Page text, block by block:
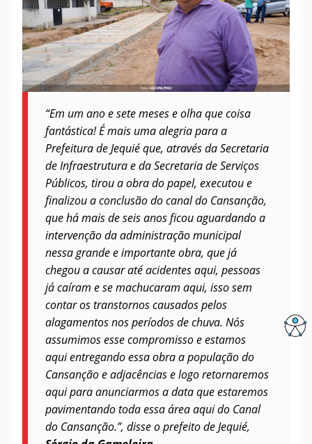
“Em um ano e sete meses e olha que coisa
fantástica! É mais uma alegria para a
Prefeitura de Jequié que, através da Secretaria
de Infraestrutura e da Secretaria de Serviços
Públicos, tirou a obra do papel, executou e
finalizou a conclusão do canal do Cansanção,
que há mais de seis anos ficou aguardando a
intervenção da administração municipal
nessa grande e importante obra, que já
chegou a causar até acidentes aqui, pessoas
já caíram e se machucaram aqui, isso sem
contar os transtornos causados pelos
alagamentos nos períodos de chuva. Nós
assumimos esse compromisso e estamos
aqui entregando essa obra a população do
Cansanção e adjacências e logo retornaremos
aqui para anunciarmos a data que estaremos
pavimentando toda essa área aqui do Canal
do Cansanção.”, disse o prefeito de Jequié,